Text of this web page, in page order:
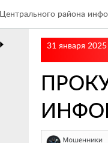
района
31 января 2025